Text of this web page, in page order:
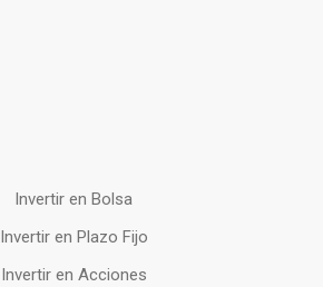
Invertir en Bolsa
Invertir en Plazo Fijo
Invertir en Acciones